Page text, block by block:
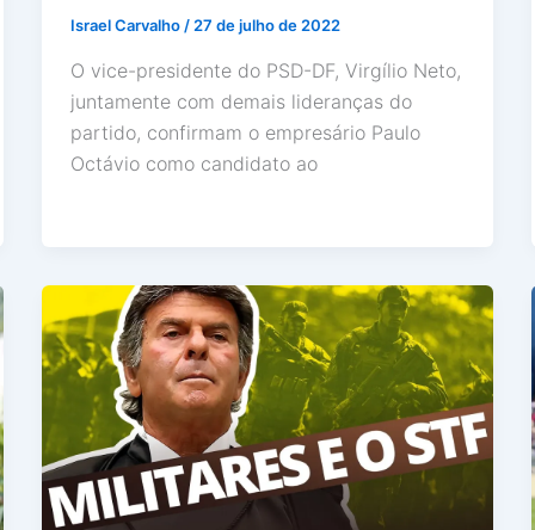
Israel Carvalho / 27 de julho de 2022
O vice-presidente do PSD-DF, Virgílio Neto,
juntamente com demais lideranças do
partido, confirmam o empresário Paulo
Octávio como candidato ao